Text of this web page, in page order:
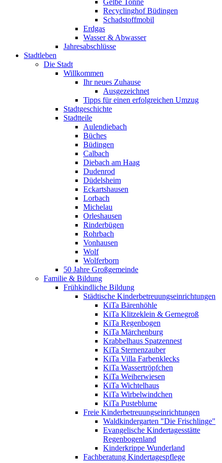
Gelbe Tonne
Recyclinghof Büdingen
Schadstoffmobil
Erdgas
Wasser & Abwasser
Jahresabschlüsse
Stadtleben
Die Stadt
Willkommen
Ihr neues Zuhause
Ausgezeichnet
Tipps für einen erfolgreichen Umzug
Stadtgeschichte
Stadtteile
Aulendiebach
Büches
Büdingen
Calbach
Diebach am Haag
Dudenrod
Düdelsheim
Eckartshausen
Lorbach
Michelau
Orleshausen
Rinderbügen
Rohrbach
Vonhausen
Wolf
Wolferborn
50 Jahre Großgemeinde
Familie & Bildung
Frühkindliche Bildung
Städtische Kinderbetreuungseinrichtungen
KiTa Bärenhöhle
KiTa Klitzeklein & Gernegroß
KiTa Regenbogen
KiTa Märchenburg
Krabbelhaus Spatzennest
KiTa Sternenzauber
KiTa Villa Farbenklecks
KiTa Wassertröpfchen
KiTa Weiherwiesen
KiTa Wichtelhaus
KiTa Wirbelwindchen
KiTa Pusteblume
Freie Kinderbetreuungseinrichtungen
Waldkindergarten "Die Frischlinge"
Evangelische Kindertagesstätte
Regenbogenland
Kinderkrippe Wunderland
Fachberatung Kindertagespflege